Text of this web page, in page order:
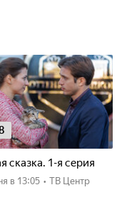
сказка. 1-я серия
в 13:05 • ТВ Центр